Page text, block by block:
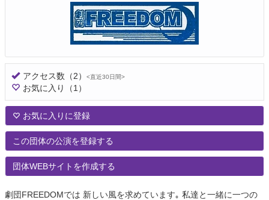
アクセス数 （2） <直近30日間>
お気に入り （1）
お気に入りに登録
この団体の公演を登録する
団体WEBサイトを作成する
劇団FREEDOMでは 新しい風を求めています｡ 私達と一緒に一つの